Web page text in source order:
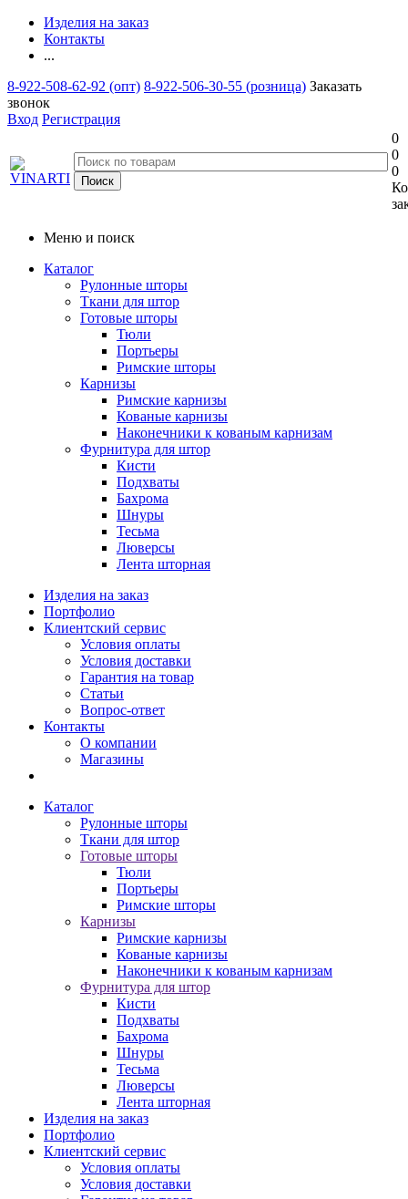
Изделия на заказ
Контакты
...
8-922-508-62-92 (опт) 8-922-506-30-55 (розница) Заказать
звонок
Вход Регистрация
0
0
0
Меню и поиск
Каталог
Рулонные шторы
Ткани для штор
Готовые шторы
Тюли
Портьеры
Римские шторы
Карнизы
Римские карнизы
Кованые карнизы
Наконечники к кованым карнизам
Фурнитура для штор
Кисти
Подхваты
Бахрома
Шнуры
Тесьма
Люверсы
Лента шторная
Изделия на заказ
Портфолио
Клиентский сервис
Условия оплаты
Условия доставки
Гарантия на товар
Статьи
Вопрос-ответ
Контакты
О компании
Магазины
Каталог
Рулонные шторы
Ткани для штор
Готовые шторы
Тюли
Портьеры
Римские шторы
Карнизы
Римские карнизы
Кованые карнизы
Наконечники к кованым карнизам
Фурнитура для штор
Кисти
Подхваты
Бахрома
Шнуры
Тесьма
Люверсы
Лента шторная
Изделия на заказ
Портфолио
Клиентский сервис
Условия оплаты
Условия доставки